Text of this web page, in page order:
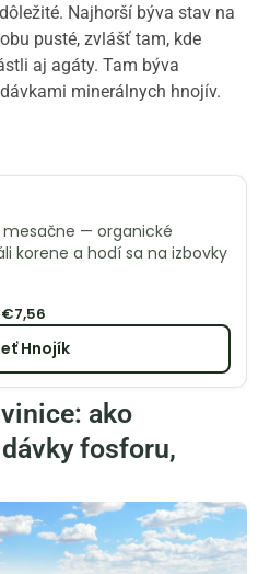
Najhorší býva stav na
pusté, zvlášť tam, kde
aj agáty. Tam býva
minerálnych hnojív.
mesačne — organické
korene a hodí sa na izbovky
Hnojík
ako
fosforu,